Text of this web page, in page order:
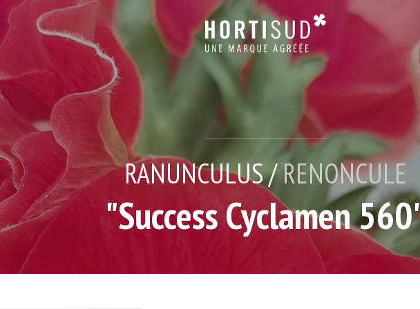
RANUNCULUS /RENONCULE
"Success Cyclamen